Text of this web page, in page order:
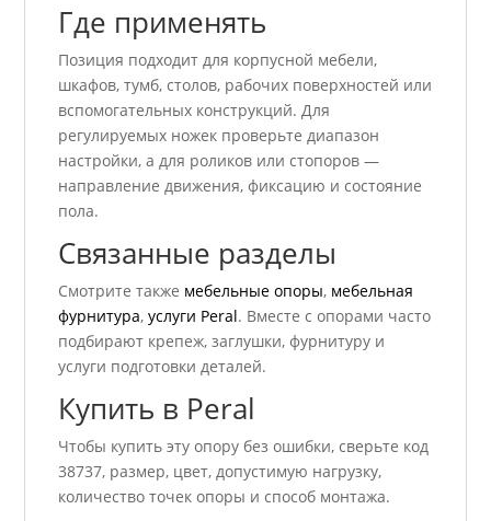
Где применять
Позиция подходит для корпусной мебели,
шкафов, тумб, столов, рабочих поверхностей или
вспомогательных конструкций. Для
регулируемых ножек проверьте диапазон
настройки, а для роликов или стопоров —
направление движения, фиксацию и состояние
пола.
Связанные разделы
Смотрите также мебельные опоры, мебельная
фурнитура,услуги Peral. Вместе с опорами часто
подбирают крепеж, заглушки, фурнитуру и
услуги подготовки деталей.
Купить в Peral
Чтобы купить эту опору без ошибки, сверьте код
38737, размер, цвет, допустимую нагрузку,
количество точек опоры и способ монтажа.